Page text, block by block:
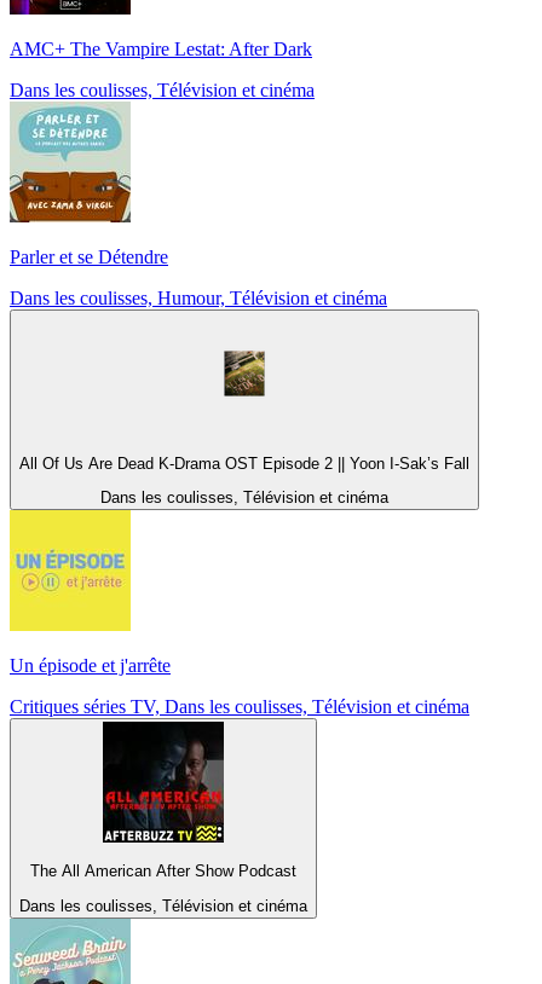
AMC+ The Vampire Lestat: After Dark
Dans les coulisses, Télévision et cinéma
Parler et se Détendre
Dans les coulisses, Humour, Télévision et cinéma
All Of Us Are Dead K-Drama OST Episode 2 || Yoon I-Sak’s Fall
Dans les coulisses, Télévision et cinéma
Un épisode et j'arrête
Critiques séries TV, Dans les coulisses, Télévision et cinéma
The All American After Show Podcast
Dans les coulisses, Télévision et cinéma